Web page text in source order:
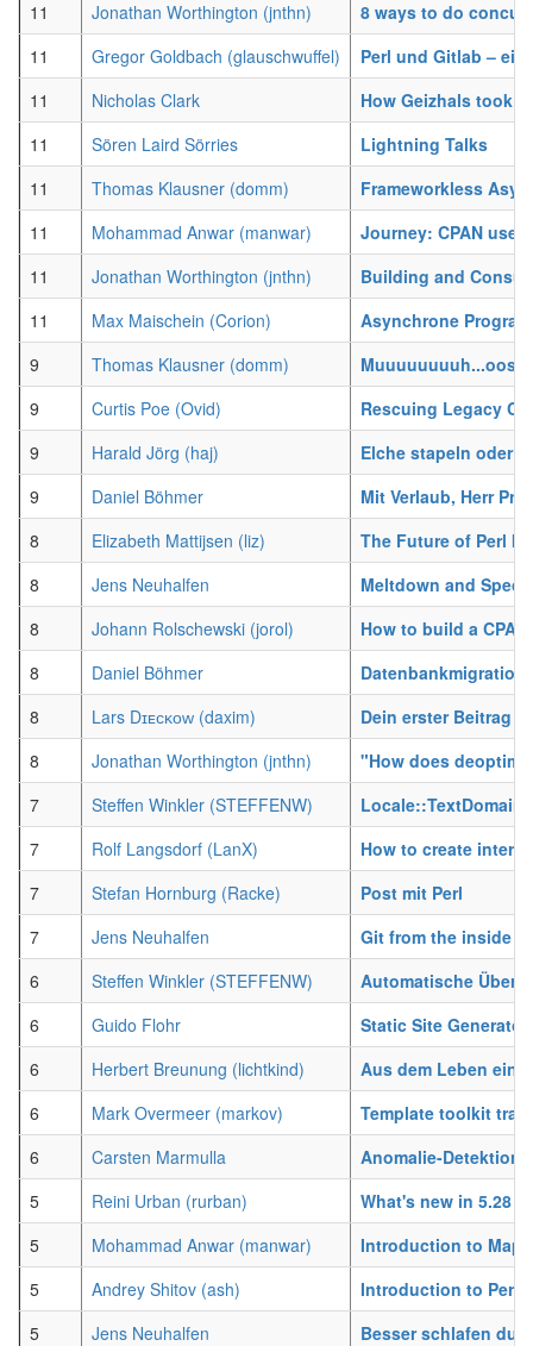
11
Jonathan Worthington (‎jnthn‎)
‎8 ways to do
11
Gregor Goldbach (‎glauschwuffel‎)
‎Perl und Gitlab –
11
Nicholas Clark
‎How Geizhals took
11
Sören Laird Sörries
‎Lightning Talks‎
11
Thomas Klausner (‎domm‎)
‎Frameworkless
11
Mohammad Anwar (‎manwar‎)
‎Journey: CPAN
11
Jonathan Worthington (‎jnthn‎)
‎Building and
11
Max Maischein (‎Corion‎)
‎Asynchrone
9
Thomas Klausner (‎domm‎)
9
Curtis Poe (‎Ovid‎)
‎Rescuing Legacy
9
Harald Jörg (‎haj‎)
‎Elche stapeln oder:
9
Daniel Böhmer
‎Mit Verlaub, Herr
8
Elizabeth Mattijsen (‎liz‎)
‎The Future of Perl Is
8
Jens Neuhalfen
‎Meltdown and
8
Johann Rolschewski (‎jorol‎)
‎How to build a
8
Daniel Böhmer
8
Lars Dɪᴇᴄᴋᴏᴡ (‎daxim‎)
‎Dein erster Beitrag
8
Jonathan Worthington (‎jnthn‎)
‎"How does
7
Steffen Winkler (‎STEFFENW‎)
7
Rolf Langsdorf (‎LanX‎)
‎How to create
7
Stefan Hornburg (‎Racke‎)
‎Post mit Perl‎
7
Jens Neuhalfen
‎Git from the inside‎
6
Steffen Winkler (‎STEFFENW‎)
‎Automatische
6
Guido Flohr
‎Static Site
6
Herbert Breunung (‎lichtkind‎)
‎Aus dem Leben
6
Mark Overmeer (‎markov‎)
‎Template toolkit
6
Carsten Marmulla
‎Anomalie-Detektion
5
Reini Urban (‎rurban‎)
‎What's new in 5.28‎
5
Mohammad Anwar (‎manwar‎)
‎Introduction to
5
Andrey Shitov (‎ash‎)
‎Introduction to Perl
5
Jens Neuhalfen
‎Besser schlafen